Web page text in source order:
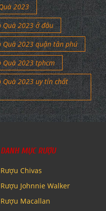
2023
Quà 2023 ở đâu
Quà 2023 quận tân phú
Quà 2023 tphcm
Quà 2023 uy tín chất
DANH MỤC RƯỢU
Rượu Chivas
Rượu Johnnie Walker
Rượu Macallan